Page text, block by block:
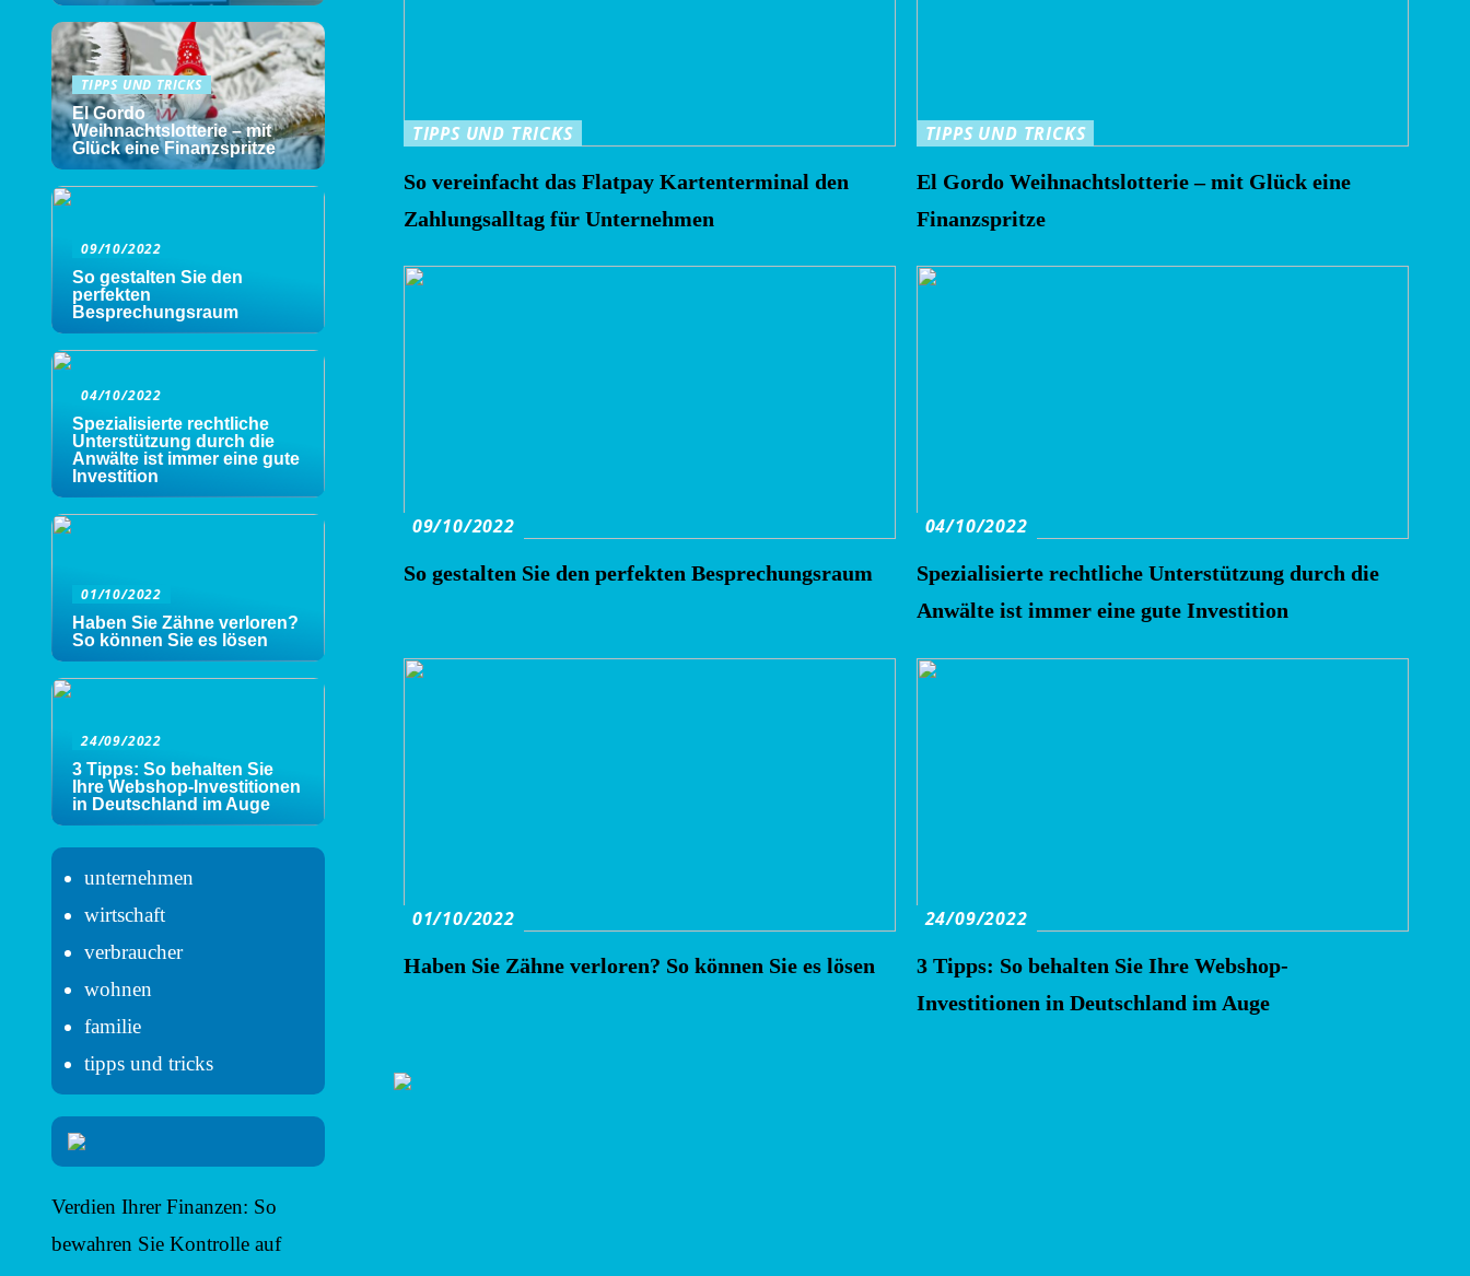
TIPPS UND TRICKS
So vereinfacht das Flatpay Kartenterminal den
Zahlungsalltag für Unternehmen
TIPPS UND TRICKS
El Gordo Weihnachtslotterie – mit Glück eine
Finanzspritze
09/10/2022
So gestalten Sie den perfekten Besprechungsraum
04/10/2022
Spezialisierte rechtliche Unterstützung durch die
Anwälte ist immer eine gute Investition
01/10/2022
Haben Sie Zähne verloren? So können Sie es lösen
24/09/2022
3 Tipps: So behalten Sie Ihre Webshop-
Investitionen in Deutschland im Auge
TIPPS UND TRICKS
El Gordo
Weihnachtslotterie – mit
Glück eine Finanzspritze
09/10/2022
So gestalten Sie den
perfekten
Besprechungsraum
04/10/2022
Spezialisierte rechtliche
Unterstützung durch die
Anwälte ist immer eine gute
Investition
01/10/2022
Haben Sie Zähne verloren?
So können Sie es lösen
24/09/2022
3 Tipps: So behalten Sie
Ihre Webshop-Investitionen
in Deutschland im Auge
unternehmen
wirtschaft
verbraucher
wohnen
familie
tipps und tricks
Verdien Ihrer Finanzen: So
bewahren Sie Kontrolle auf